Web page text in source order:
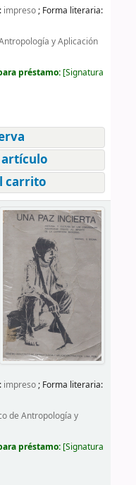
impreso; Forma literaria:
y Aplicación
préstamo: Signatura
carrito
impreso; Forma literaria:
de Antropología y
préstamo: Signatura